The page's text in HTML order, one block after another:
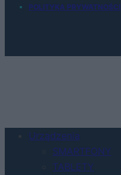
POLITYKA PRYWATNOŚCI
Urządzenia
SMARTFONY
TABLETY